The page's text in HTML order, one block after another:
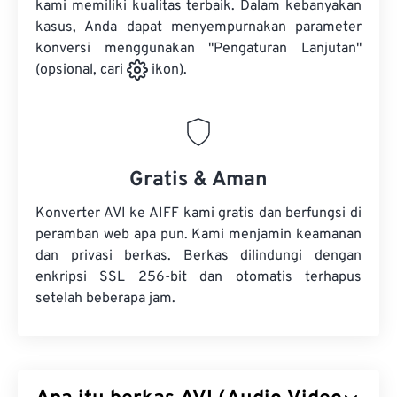
kami memiliki kualitas terbaik. Dalam kebanyakan
kasus, Anda dapat menyempurnakan parameter
konversi menggunakan "Pengaturan Lanjutan"
(opsional, cari
ikon).
Gratis & Aman
Konverter AVI ke AIFF kami gratis dan berfungsi di
peramban web apa pun. Kami menjamin keamanan
dan privasi berkas. Berkas dilindungi dengan
enkripsi SSL 256-bit dan otomatis terhapus
setelah beberapa jam.